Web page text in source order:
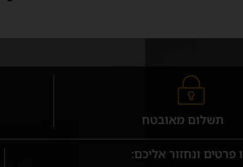
תשלום מאובטח
פרטים ונחזור אליכם: